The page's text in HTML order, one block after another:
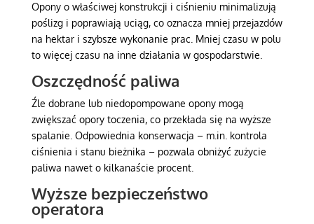
Opony o właściwej konstrukcji i ciśnieniu minimalizują
poślizg i poprawiają uciąg, co oznacza mniej przejazdów
na hektar i szybsze wykonanie prac. Mniej czasu w polu
to więcej czasu na inne działania w gospodarstwie.
Oszczędność paliwa
Źle dobrane lub niedopompowane opony mogą
zwiększać opory toczenia, co przekłada się na wyższe
spalanie. Odpowiednia konserwacja – m.in. kontrola
ciśnienia i stanu bieżnika – pozwala obniżyć zużycie
paliwa nawet o kilkanaście procent.
Wyższe bezpieczeństwo
operatora